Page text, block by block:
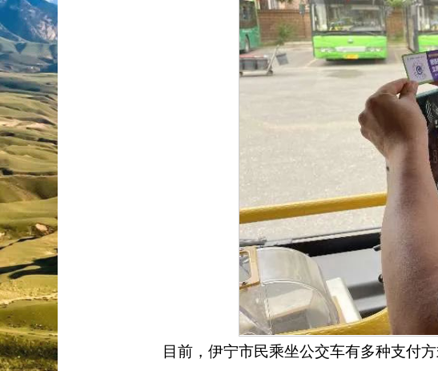
目前，伊宁市民乘坐公交车有多种支付